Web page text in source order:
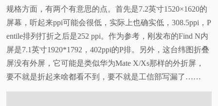
规格方面，有两个有意思的点。首先是7.2英寸1520×1620的
屏幕，听起来ppi可能会很低，实际上也确实低，308.5ppi，P
entile排列打折之后是252 ppi。作为参考，刚发布的Find N内
屏是7.1英寸1920*1792，402ppi的P排。另外，这台纬图折叠
屏没有外屏，它可能是类似华为Mate X/Xs那样的外折屏，
要不就是折起来啥都看不到，要不就是工信部写漏了……